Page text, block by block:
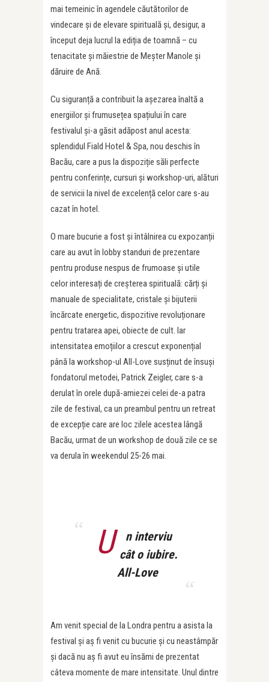
mai temeinic în agendele căutătorilor de
vindecare și de elevare spirituală și, desigur, a
început deja lucrul la ediția de toamnă – cu
tenacitate și măiestrie de Meșter Manole și
dăruire de Ană.
Cu siguranță a contribuit la așezarea înaltă a
energiilor și frumusețea spațiului în care
festivalul și-a găsit adăpost anul acesta:
splendidul Fiald Hotel & Spa, nou deschis în
Bacău, care a pus la dispoziție săli perfecte
pentru conferințe, cursuri și workshop-uri, alături
de servicii la nivel de excelență celor care s-au
cazat în hotel.
O mare bucurie a fost și întâlnirea cu expozanții
care au avut în lobby standuri de prezentare
pentru produse nespus de frumoase și utile
celor interesați de creșterea spirituală: cărți și
manuale de specialitate, cristale și bijuterii
încărcate energetic, dispozitive revoluționare
pentru tratarea apei, obiecte de cult. Iar
intensitatea emoțiilor a crescut exponențial
până la workshop-ul All-Love susținut de însuși
fondatorul metodei, Patrick Zeigler, care s-a
derulat în orele după-amiezei celei de-a patra
zile de festival, ca un preambul pentru un retreat
de excepție care are loc zilele acestea lângă
Bacău, urmat de un workshop de două zile ce se
va derula în weekendul 25-26 mai.
U
n interviu
cât o iubire.
All-Love
Am venit special de la Londra pentru a asista la
festival și aș fi venit cu bucurie și cu neastâmpăr
și dacă nu aș fi avut eu însămi de prezentat
câteva momente de mare intensitate. Unul dintre